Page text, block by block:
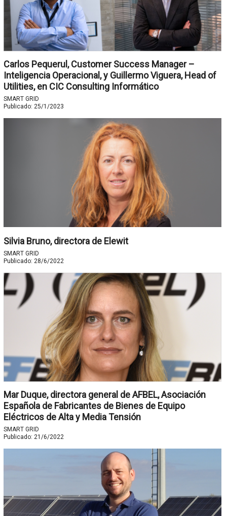
Carlos Pequerul, Customer Success Manager –
Inteligencia Operacional, y Guillermo Viguera, Head of
Utilities, en CIC Consulting Informático
SMART GRID
Publicado: 25/1/2023
Silvia Bruno, directora de Elewit
SMART GRID
Publicado: 28/6/2022
Mar Duque, directora general de AFBEL, Asociación
Española de Fabricantes de Bienes de Equipo
Eléctricos de Alta y Media Tensión
SMART GRID
Publicado: 21/6/2022